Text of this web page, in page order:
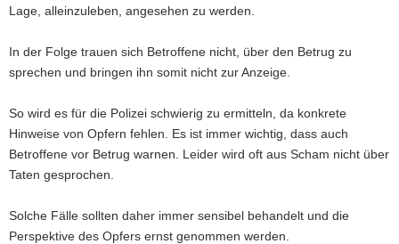
Lage, alleinzuleben, angesehen zu werden.
In der Folge trauen sich Betroffene nicht, über den Betrug zu
sprechen und bringen ihn somit nicht zur Anzeige.
So wird es für die Polizei schwierig zu ermitteln, da konkrete
Hinweise von Opfern fehlen. Es ist immer wichtig, dass auch
Betroffene vor Betrug warnen. Leider wird oft aus Scham nicht über
Taten gesprochen.
Solche Fälle sollten daher immer sensibel behandelt und die
Perspektive des Opfers ernst genommen werden.